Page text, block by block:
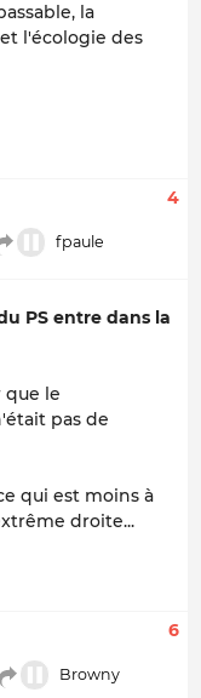
la
l'écologie des
fpaule
4
PS entre dans la
que le
pas de
qui est moins à
droite...
Browny
6